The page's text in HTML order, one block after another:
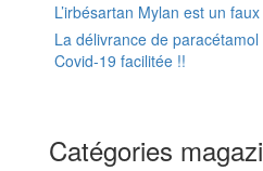
L’irbésartan Mylan est un
La délivrance de
Covid-19 facilitée !!
Catégories